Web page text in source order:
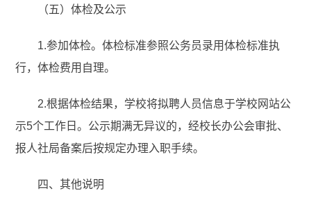
（五）体检及公示
1.参加体检。体检标准参照公务员录用体检标准执
行，体检费用自理。
2.根据体检结果，学校将拟聘人员信息于学校网站公
示5个工作日。公示期满无异议的，经校长办公会审批、
报人社局备案后按规定办理入职手续。
四、其他说明